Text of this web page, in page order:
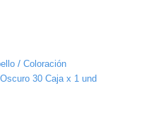
/ Coloración
30 Caja x 1 und